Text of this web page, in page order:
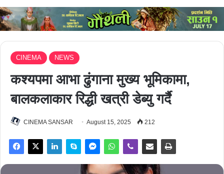
CINEMA NEWS
कश्यपमा आभा ढुंगाना मुख्य भूमिकामा,
बालकलाकार रिद्धी खत्री डेब्यु गर्दै
CINEMA SANSAR August 15, 2025 212